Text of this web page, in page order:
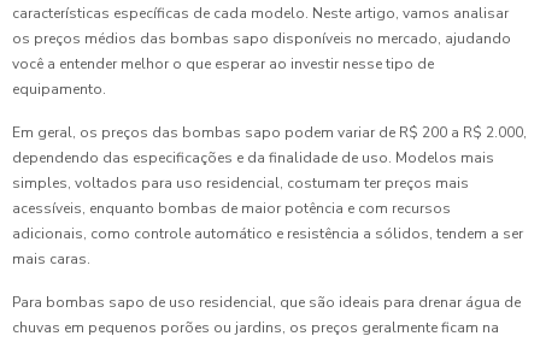
características específicas de cada modelo. Neste artigo, vamos analisar
os preços médios das bombas sapo disponíveis no mercado, ajudando
você a entender melhor o que esperar ao investir nesse tipo de
equipamento.
Em geral, os preços das bombas sapo podem variar de R$ 200 a R$ 2.000,
dependendo das especificações e da finalidade de uso. Modelos mais
simples, voltados para uso residencial, costumam ter preços mais
acessíveis, enquanto bombas de maior potência e com recursos
adicionais, como controle automático e resistência a sólidos, tendem a ser
mais caras.
Para bombas sapo de uso residencial, que são ideais para drenar água de
chuvas em pequenos porões ou jardins, os preços geralmente ficam na